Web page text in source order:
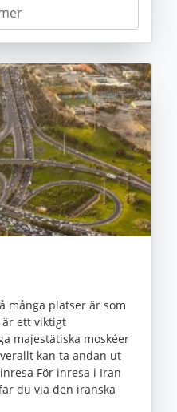
många platser är som
är ett viktigt
majestätiska moskéer
kan ta andan ut
För inresa i Iran
du via den iranska